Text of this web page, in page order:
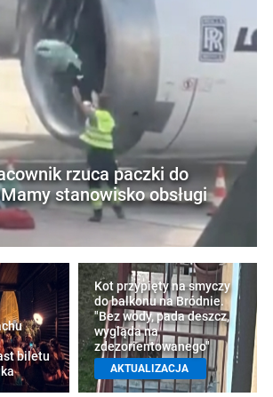
rzuca paczki do
stanowisko obsługi
biletu
Kot przypięty na smyczy
do balkonu na Bródnie.
"Bez wody, pada deszcz,
wygląda na
zdezorientowanego"
AKTUALIZACJA